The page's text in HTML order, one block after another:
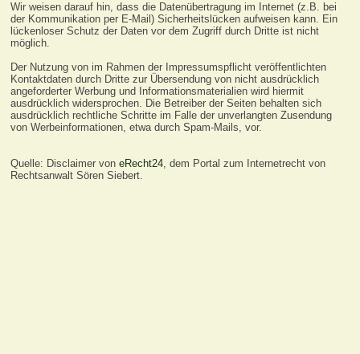
Wir weisen darauf hin, dass die Datenübertragung im Internet (z.B. bei
der Kommunikation per E-Mail) Sicherheitslücken aufweisen kann. Ein
lückenloser Schutz der Daten vor dem Zugriff durch Dritte ist nicht
möglich.
Der Nutzung von im Rahmen der Impressumspflicht veröffentlichten
Kontaktdaten durch Dritte zur Übersendung von nicht ausdrücklich
angeforderter Werbung und Informationsmaterialien wird hiermit
ausdrücklich widersprochen. Die Betreiber der Seiten behalten sich
ausdrücklich rechtliche Schritte im Falle der unverlangten Zusendung
von Werbeinformationen, etwa durch Spam-Mails, vor.
Quelle: Disclaimer voneRecht24, dem Portal zum Internetrecht von
Rechtsanwalt Sören Siebert.